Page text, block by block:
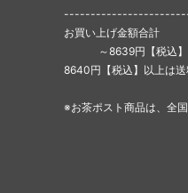
お買い上げ金額合計
～8639円【税込】
8640円【税込】以上は送
※お茶ポスト商品は、全